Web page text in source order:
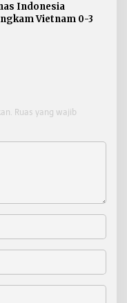
Indonesia
Vietnam 0-3
Ruas yang wajib